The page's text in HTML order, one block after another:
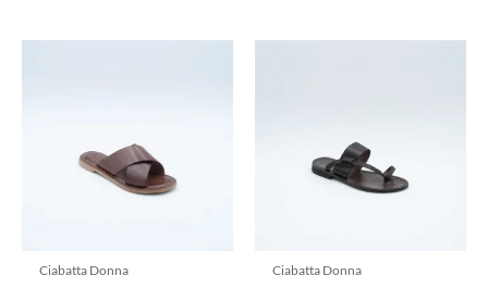
Ciabatta Donna
varianti.
Le
opzioni
scelte
Ciabatta Donna
varianti.
Le
opzioni
scelte